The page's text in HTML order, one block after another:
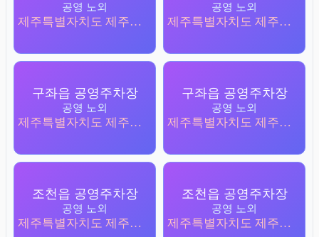
공영 노외
제주특별자치도 제주시 구좌읍 김녕리 1686-1
공영 노외
제주특별자치도 제주시 구좌읍 한동리 1184
구좌읍 공영주차장
공영 노외
제주특별자치도 제주시 구좌읍 김녕리 3872
구좌읍 공영주차장
공영 노외
제주특별자치도 제주시 구좌읍 김녕리 3891
조천읍 공영주차장
공영 노외
제주특별자치도 제주시 조천읍 함덕리 1086-1
조천읍 공영주차장
공영 노외
제주특별자치도 제주시 조천읍 함덕리 272-57